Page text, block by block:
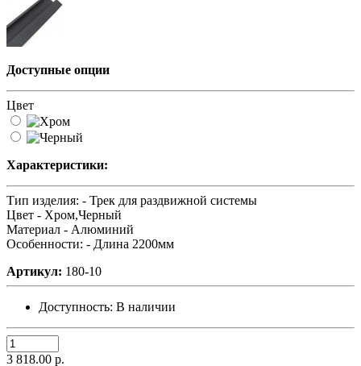
Доступные опции
Цвет
Характеристики:
Тип изделия: - Трек для раздвижной системы
Цвет - Хром,Черный
Материал - Алюминий
Особенности: - Длина 2200мм
Артикул: 180-10
Доступность: В наличии
3 818.00 р.